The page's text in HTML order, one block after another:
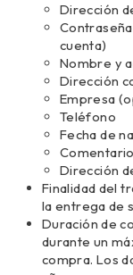
Dirección
cuenta)
Nombre y
Dirección
Empresa
Teléfono
Fecha de
Comentario
Dirección
Finalidad del
la entrega de
Duración de
durante un
compra. Los